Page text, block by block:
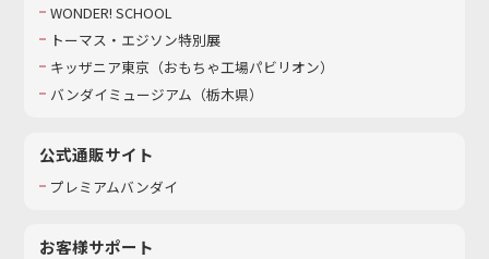
WONDER! SCHOOL
トーマス・エジソン特別展
キッザニア東京（おもちゃ工場パビリオン）​
バンダイミュージアム（栃木県）
公式通販サイト
プレミアムバンダイ
お客様サポート